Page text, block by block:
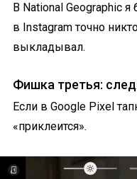
В National Geographic я
в Instagram точно
выкладывал.
Фишка третья:
Если в Google Pixel
«приклеится».